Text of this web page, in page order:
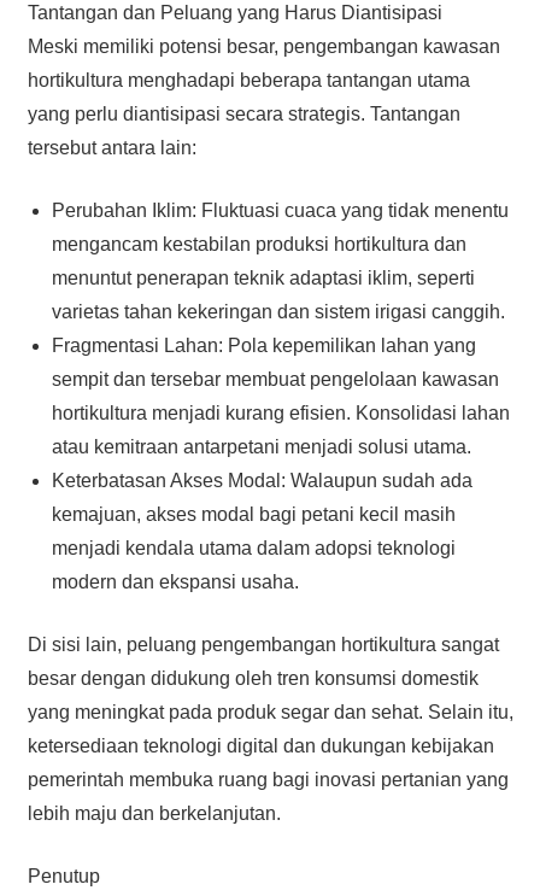
Tantangan dan Peluang yang Harus Diantisipasi
Meski memiliki potensi besar, pengembangan kawasan
hortikultura menghadapi beberapa tantangan utama
yang perlu diantisipasi secara strategis. Tantangan
tersebut antara lain:
Perubahan Iklim: Fluktuasi cuaca yang tidak menentu
mengancam kestabilan produksi hortikultura dan
menuntut penerapan teknik adaptasi iklim, seperti
varietas tahan kekeringan dan sistem irigasi canggih.
Fragmentasi Lahan: Pola kepemilikan lahan yang
sempit dan tersebar membuat pengelolaan kawasan
hortikultura menjadi kurang efisien. Konsolidasi lahan
atau kemitraan antarpetani menjadi solusi utama.
Keterbatasan Akses Modal: Walaupun sudah ada
kemajuan, akses modal bagi petani kecil masih
menjadi kendala utama dalam adopsi teknologi
modern dan ekspansi usaha.
Di sisi lain, peluang pengembangan hortikultura sangat
besar dengan didukung oleh tren konsumsi domestik
yang meningkat pada produk segar dan sehat. Selain itu,
ketersediaan teknologi digital dan dukungan kebijakan
pemerintah membuka ruang bagi inovasi pertanian yang
lebih maju dan berkelanjutan.
Penutup